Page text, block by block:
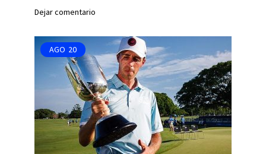
Dejar comentario
AGO 20